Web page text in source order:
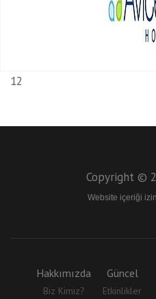
12
Copyright ©
Website içeriği
Hakkımızda
Biz Kimiz?
Güncel
Etkinlikler